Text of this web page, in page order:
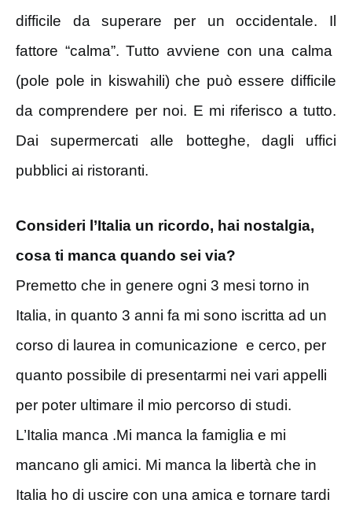
difficile da superare per un occidentale. Il
fattore “calma”. Tutto avviene con una calma
(pole pole in kiswahili) che può essere difficile
da comprendere per noi. E mi riferisco a tutto.
Dai supermercati alle botteghe, dagli uffici
pubblici ai ristoranti.
Consideri l’Italia un ricordo, hai nostalgia,
cosa ti manca quando sei via?
Premetto che in genere ogni 3 mesi torno in
Italia, in quanto 3 anni fa mi sono iscritta ad un
corso di laurea in comunicazione e cerco, per
quanto possibile di presentarmi nei vari appelli
per poter ultimare il mio percorso di studi.
L’Italia manca .Mi manca la famiglia e mi
mancano gli amici. Mi manca la libertà che in
Italia ho di uscire con una amica e tornare tardi